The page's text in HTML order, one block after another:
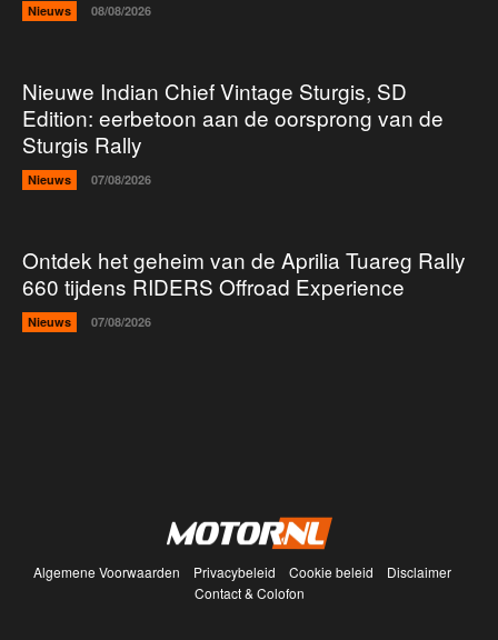
Nieuws 08/08/2026
Nieuwe Indian Chief Vintage Sturgis, SD
Edition: eerbetoon aan de oorsprong van de
Sturgis Rally
Nieuws 07/08/2026
Ontdek het geheim van de Aprilia Tuareg Rally
660 tijdens RIDERS Offroad Experience
Nieuws 07/08/2026
Algemene Voorwaarden Privacybeleid Cookie beleid
Disclaimer
Contact & Colofon